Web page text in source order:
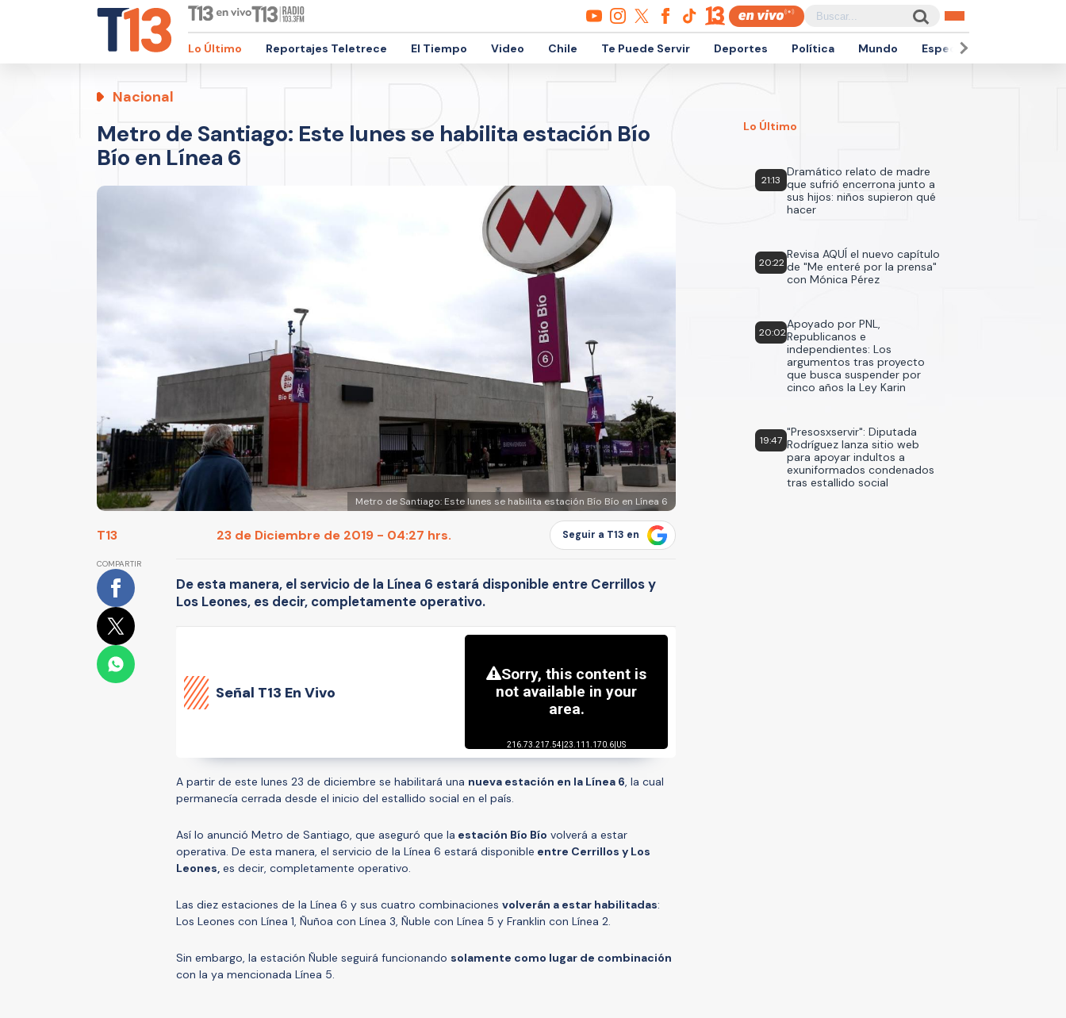
Lo Último Reportajes Teletrece El Tiempo Video Chile Te Puede Servir Deportes Política Mundo Espectáculos
Nacional
Metro de Santiago: Este lunes se habilita estación Bío
Bío en Línea 6
Metro de Santiago: Este lunes se habilita estación Bío Bío en Línea 6
T13 23 de Diciembre de 2019 - 04:27 hrs. Seguir a T13 en
COMPARTIR
De esta manera, el servicio de la Línea 6 estará disponible entre Cerrillos y
Los Leones, es decir, completamente operativo.
Señal T13 En Vivo
A partir de este lunes 23 de diciembre se habilitará una nueva estación en la Línea 6, la cual
permanecía cerrada desde el inicio del estallido social en el país.
Así lo anunció Metro de Santiago, que aseguró que la estación Bío Bío volverá a estar
operativa. De esta manera, el servicio de la Línea 6 estará disponible entre Cerrillos y Los
Leones, es decir, completamente operativo.
Las diez estaciones de la Línea 6 y sus cuatro combinaciones volverán a estar habilitadas:
Los Leones con Línea 1, Ñuñoa con Línea 3, Ñuble con Línea 5 y Franklin con Línea 2.
Sin embargo, la estación Ñuble seguirá funcionando solamente como lugar de combinación
con la ya mencionada Línea 5.
Lo Último
21:13
Dramático relato de madre
que sufrió encerrona junto a
sus hijos: niños supieron qué
hacer
20:22
Revisa AQUÍ el nuevo capítulo
de "Me enteré por la prensa"
con Mónica Pérez
20:02
Apoyado por PNL,
Republicanos e
independientes: Los
argumentos tras proyecto
que busca suspender por
cinco años la Ley Karin
19:47
"Presosxservir": Diputada
Rodríguez lanza sitio web
para apoyar indultos a
exuniformados condenados
tras estallido social